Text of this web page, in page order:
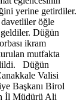
yerine getirdiler.
öğle
geldiler. Düğün
ikram
mutfakta
Düğün
Valisi
Başkanı Birol
İl Müdürü Ali